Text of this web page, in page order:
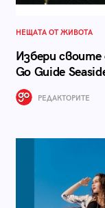
НЕЩАТА ОТ ЖИВОТА
Избери
Go Guide
РЕДАКТОРИТЕ